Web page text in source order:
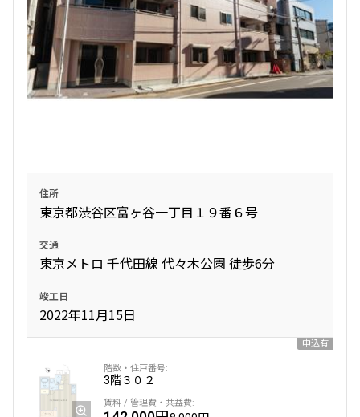
住所
東京都渋谷区富ヶ谷一丁目１９番６号
交通
東京メトロ 千代田線 代々木公園 徒歩6分
竣工日
2022年11月15日
申込有
3階３０２